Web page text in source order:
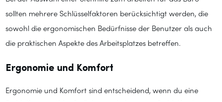
sollten mehrere Schlüsselfaktoren berücksichtigt werden, die
sowohl die ergonomischen Bedürfnisse der Benutzer als auch
die praktischen Aspekte des Arbeitsplatzes betreffen.
Ergonomie und Komfort
Ergonomie und Komfort sind entscheidend, wenn du eine